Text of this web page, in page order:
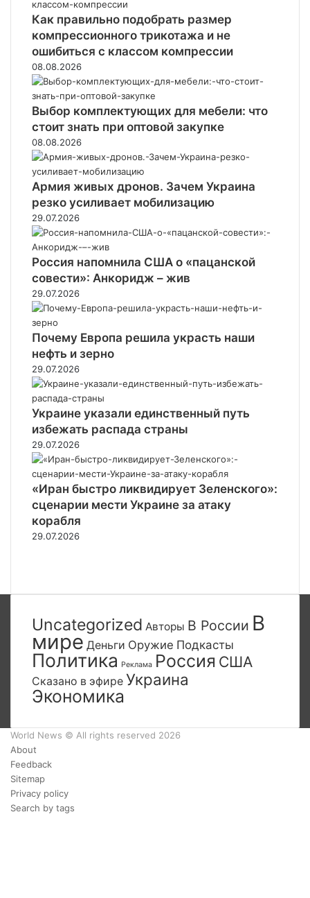
Как правильно подобрать размер
компрессионного трикотажа и не
ошибиться с классом компрессии
08.08.2026
Выбор комплектующих для мебели: что
стоит знать при оптовой закупке
08.08.2026
Армия живых дронов. Зачем Украина
резко усиливает мобилизацию
29.07.2026
Россия напомнила США о «пацанской
совести»: Анкоридж – жив
29.07.2026
Почему Европа решила украсть наши
нефть и зерно
29.07.2026
Украине указали единственный путь
избежать распада страны
29.07.2026
«Иран быстро ликвидирует Зеленского»:
сценарии мести Украине за атаку
корабля
29.07.2026
Uncategorized Авторы В России В
мире Деньги Оружие Подкасты
Политика Реклама Россия США
Сказано в эфире Украина
Экономика
World News © All rights reserved 2026
About
Feedback
Sitemap
Privacy policy
Search by tags